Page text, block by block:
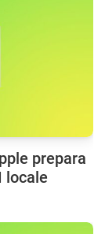
prepara
locale